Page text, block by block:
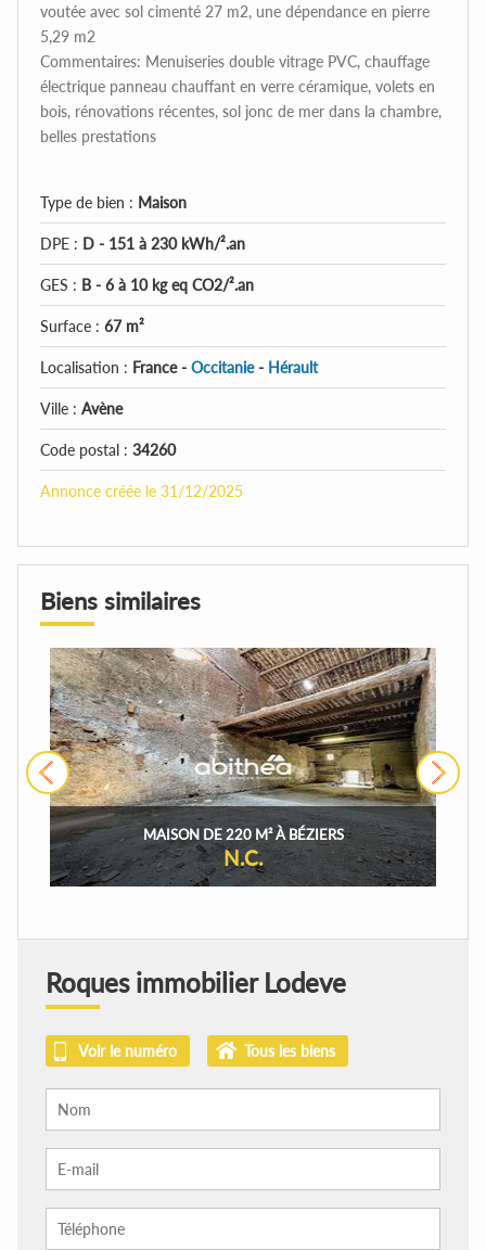
voutée avec sol cimenté 27 m2, une dépendance en pierre
5,29 m2
Commentaires: Menuiseries double vitrage PVC, chauffage
électrique panneau chauffant en verre céramique, volets en
bois, rénovations récentes, sol jonc de mer dans la chambre,
belles prestations
Type de bien : Maison
DPE : D - 151 à 230 kWh/².an
GES : B - 6 à 10 kg eq CO2/².an
Surface : 67 m²
Localisation : France - Occitanie- Hérault
Ville : Avène
Code postal : 34260
Annonce créée le 31/12/2025
Biens similaires
MAISON DE 220 M² À BÉZIERS
N.C.
›
Roques immobilier Lodeve
Voir le numéro Tous les biens